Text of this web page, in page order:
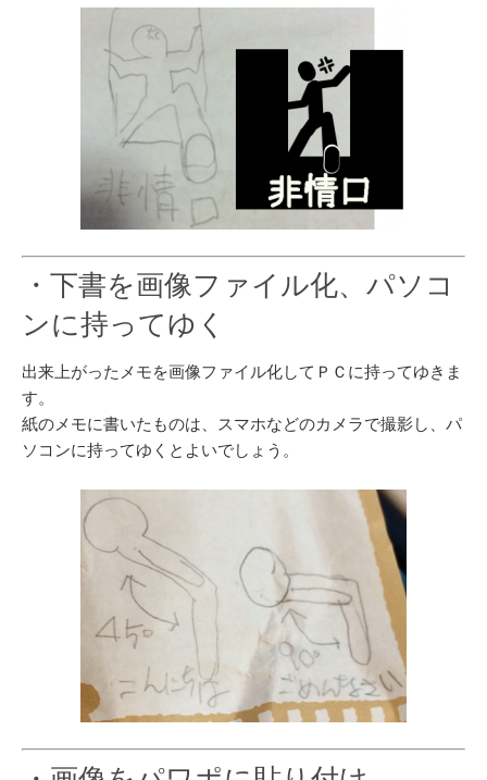
・下書を画像ファイル化、パソコ
ンに持ってゆく
出来上がったメモを画像ファイル化してＰＣに持ってゆきま
す。
紙のメモに書いたものは、スマホなどのカメラで撮影し、パ
ソコンに持ってゆくとよいでしょう。